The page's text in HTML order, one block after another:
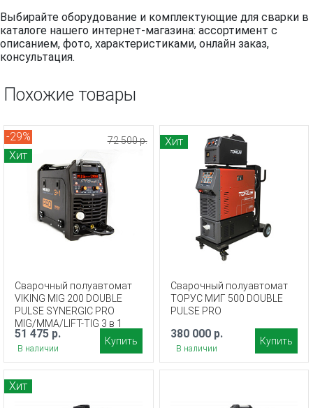
Выбирайте оборудование и комплектующие для сварки в
каталоге нашего интернет-магазина: ассортимент с
описанием, фото, характеристиками, онлайн заказ,
консультация.
Похожие товары
-29%
Хит
Сварочный полуавтомат
VIKING MIG 200 DOUBLE
PULSE SYNERGIC PRO
MIG/MMA/LIFT-TIG 3 в 1
51 475 р.
В наличии
72 500 р.
Купить
Хит
Сварочный полуавтомат
ТОРУС МИГ 500 DOUBLE
PULSE PRO
380 000 р.
В наличии
Купить
Хит